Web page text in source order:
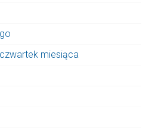
miesiąca